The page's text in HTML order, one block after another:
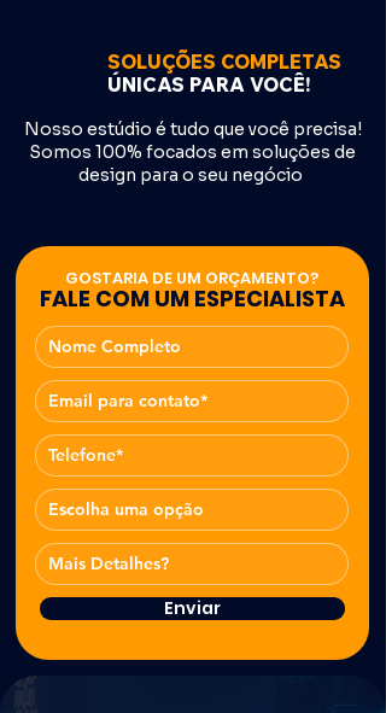
SOLUÇÕES COMPLETAS
ÚNICAS PARA VOCÊ!
Nosso estúdio é tudo que você precisa!
Somos 100% focados em soluções de
design para o seu negócio
GOSTARIA DE UM ORÇAMENTO?
FALE COM UM ESPECIALISTA
Enviar